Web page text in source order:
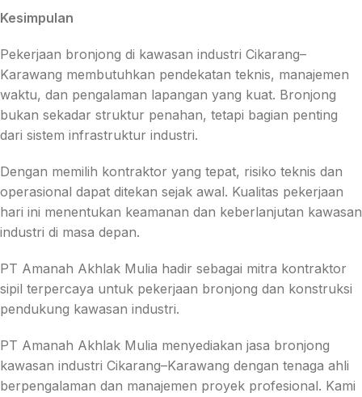
Kesimpulan
Pekerjaan bronjong di kawasan industri Cikarang–
Karawang membutuhkan pendekatan teknis, manajemen
waktu, dan pengalaman lapangan yang kuat. Bronjong
bukan sekadar struktur penahan, tetapi bagian penting
dari sistem infrastruktur industri.
Dengan memilih kontraktor yang tepat, risiko teknis dan
operasional dapat ditekan sejak awal. Kualitas pekerjaan
hari ini menentukan keamanan dan keberlanjutan kawasan
industri di masa depan.
PT Amanah Akhlak Mulia hadir sebagai mitra kontraktor
sipil terpercaya untuk pekerjaan bronjong dan konstruksi
pendukung kawasan industri.
PT Amanah Akhlak Mulia menyediakan jasa bronjong
kawasan industri Cikarang–Karawang dengan tenaga ahli
berpengalaman dan manajemen proyek profesional. Kami